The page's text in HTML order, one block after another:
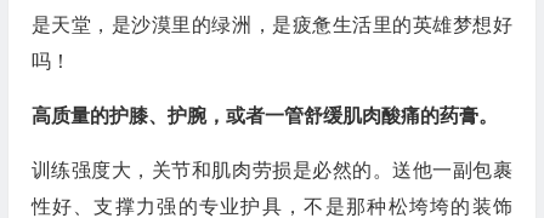
是天堂，是沙漠里的绿洲，是疲惫生活里的英雄梦想好
吗！
高质量的护膝、护腕，或者一管舒缓肌肉酸痛的药膏。
训练强度大，关节和肌肉劳损是必然的。送他一副包裹
性好、支撑力强的专业护具，不是那种松垮垮的装饰